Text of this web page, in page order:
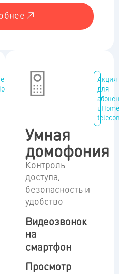
для абонентов
telecom
Акция
для
uHome
Умная
домофония
Контроль
доступа,
безопасность и
удобство
Видеозвонок
на
смартфон
Просмотр